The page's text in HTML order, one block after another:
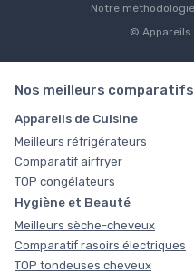
Notre
© Appareils
Nos meilleurs comparatifs
Appareils de Cuisine
Meilleurs réfrigérateurs
Comparatif airfryer
TOP congélateurs
Hygiène et Beauté
Meilleurs sèche-cheveux
Comparatif rasoirs électriques
TOP tondeuses cheveux